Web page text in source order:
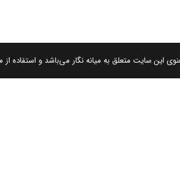
این سایت متعلق به میانه نگار می‌باشد و استفاده از